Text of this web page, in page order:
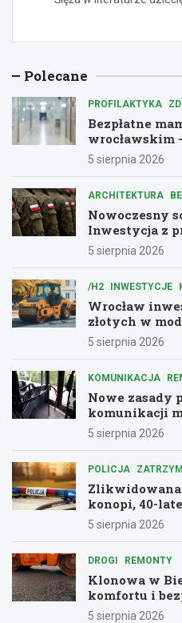
Polecane
PROFILAKTYKA
Bezpłatne
wrocławskim
5 sierpnia 2026
ARCHITEKTURA
Nowoczesny
Inwestycja z
5 sierpnia 2026
/H2 INWESTYCJE
Wrocław
złotych w
5 sierpnia 2026
KOMUNIKACJA
Nowe zasady
komunikacji
remontów
5 sierpnia 2026
POLICJA
konopi, 40-
5 sierpnia 2026
DROGI REMONTY
Klonowa w
komfortu i
5 sierpnia 2026